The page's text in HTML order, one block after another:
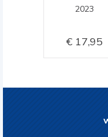
2023
17,95